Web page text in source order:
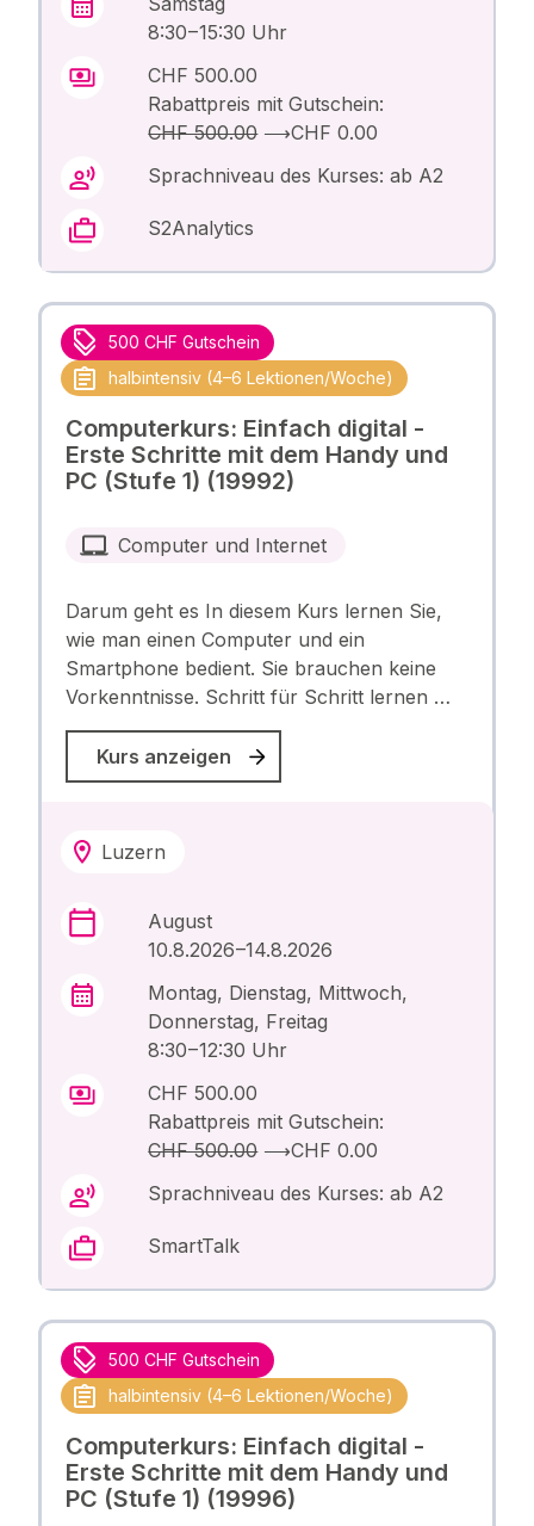
8:30 – 15:30 Uhr
CHF 500.00
Rabattpreis mit Gutschein:
CHF 500.00⟶CHF 0.00
Sprachniveau des Kurses: ab A2
S2Analytics
500 CHF Gutschein
halbintensiv (4–6 Lektionen/Woche)
Computerkurs: Einfach digital -
Erste Schritte mit dem Handy und
PC (Stufe 1) (19992)
Computer und Internet
Darum geht es In diesem Kurs lernen Sie,
wie man einen Computer und ein
Smartphone bedient. Sie brauchen keine
Vorkenntnisse. Schritt für Schritt lernen …
Kurs anzeigen
Luzern
August
10.8.2026 –14.8.2026
Montag, Dienstag, Mittwoch,
Donnerstag, Freitag
8:30 – 12:30 Uhr
CHF 500.00
Rabattpreis mit Gutschein:
CHF 500.00⟶CHF 0.00
Sprachniveau des Kurses: ab A2
SmartTalk
500 CHF Gutschein
halbintensiv (4–6 Lektionen/Woche)
Computerkurs: Einfach digital -
Erste Schritte mit dem Handy und
PC (Stufe 1) (19996)